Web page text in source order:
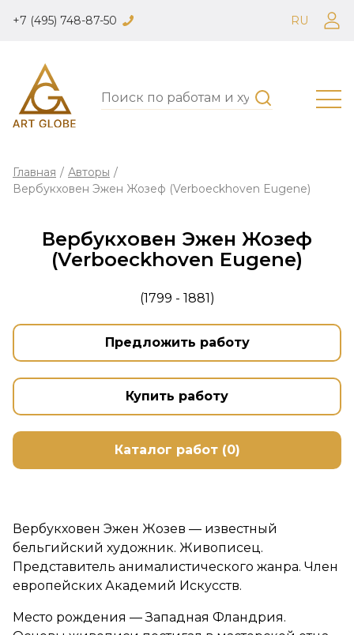
+7 (495) 748-87-50 RU
Главная / Авторы /
Вербукховен Эжен Жозеф (Verboeckhoven Eugene)
Вербукховен Эжен Жозеф
(Verboeckhoven Eugene)
(1799 - 1881)
Предложить работу
Купить работу
Каталог работ (0)
Вербукховен Эжен Жозев — известный
бельгийский художник. Живописец.
Представитель анималистического жанра. Член
европейских Академий Искусств.
Место рождения — Западная Фландрия.